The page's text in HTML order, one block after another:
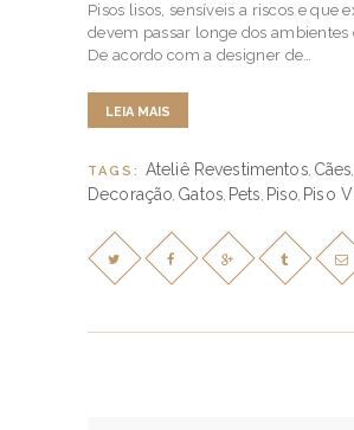
Pisos lisos, sensíveis a riscos e que
devem passar longe dos ambientes
De acordo com a designer de…
LEIA MAIS
TAGS: Ateliê Revestimentos Cães
Decoração Gatos Pets Piso Piso